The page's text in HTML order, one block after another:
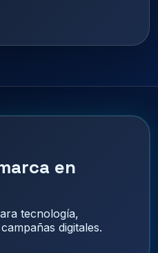
en
tecnología,
digitales.